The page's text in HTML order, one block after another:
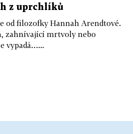
z uprchlíků
od filozofky Hannah Arendtové.
zahnívající mrtvoly nebo
vypadá…...